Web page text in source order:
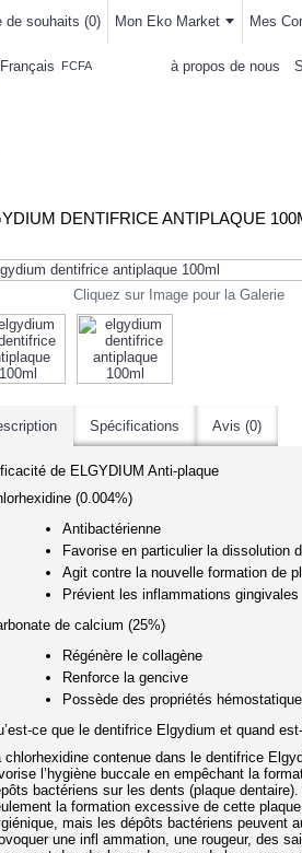
de souhaits (0) Mon Eko Market Mes
Français FCFA à propos de nous
-11%
Tn430 Cartouche de toner
3000pages noir
14 000FCFA 12 500FCFA
Ajouter
aux souhaits Ajout au comparatif
DENTIFRICE ANTIPLAQUE
Cliquez sur Image pour la Galerie
Spécifications Avis (0)
de ELGYDIUM Anti-plaque
(0.004%)
Antibactérienne
Favorise en particulier la dissolution
Agit contre la nouvelle formation de
Prévient les inflammations gingivales
de calcium (25%)
Régénère le collagène
Renforce la gencive
Possède des propriétés
ce que le dentifrice Elgydium et quand
chlorhexidine contenue dans le dentifrice
l’hygiène buccale en empêchant la
bactériens sur les dents (plaque dentaire).
la formation excessive de cette plaque
mais les dépôts bactériens peuvent
une infl ammation, une rougeur, des